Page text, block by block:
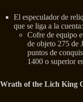
El especulador de
que se liga a la cuenta:
Cofre de equipo
de objeto 275 de
puntos de
1400 o superior
Wrath of the Lich King